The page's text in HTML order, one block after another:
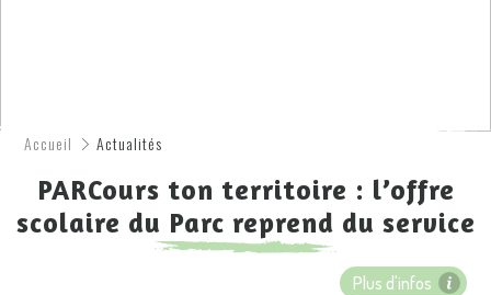
Accueil Actualités
PARCours ton territoire : l’offre
scolaire du Parc reprend du service
Plus d'infos